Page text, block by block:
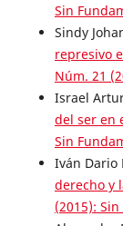
Sin
Sindy
represivo
Núm. 21
Israel
del ser en
Sin
Iván Dario
derecho y
(2015):